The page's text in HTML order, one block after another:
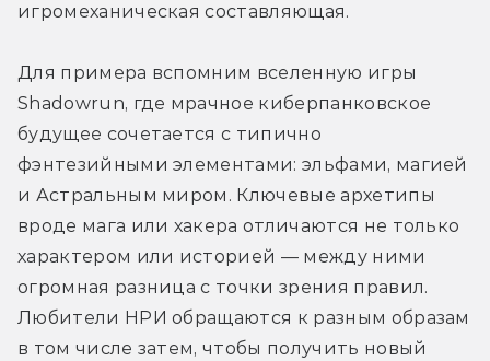
игромеханическая составляющая.
Для примера вспомним вселенную игры
Shadowrun, где мрачное киберпанковское
будущее сочетается с типично
фэнтезийными элементами: эльфами, магией
и Астральным миром. Ключевые архетипы
вроде мага или хакера отличаются не только
характером или историей — между ними
огромная разница с точки зрения правил.
Любители НРИ обращаются к разным образам
в том числе затем, чтобы получить новый